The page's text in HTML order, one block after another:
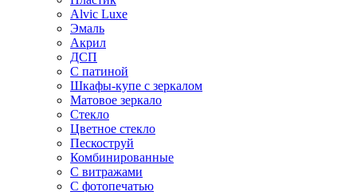
Alvic Luxe
Эмаль
Акрил
ДСП
С патиной
Шкафы-купе с зеркалом
Матовое зеркало
Стекло
Цветное стекло
Пескоструй
Комбинированные
С витражами
С фотопечатью